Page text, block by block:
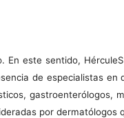
En este sentido,
de especialistas en
gastroenterólogos,
por dermatólogos